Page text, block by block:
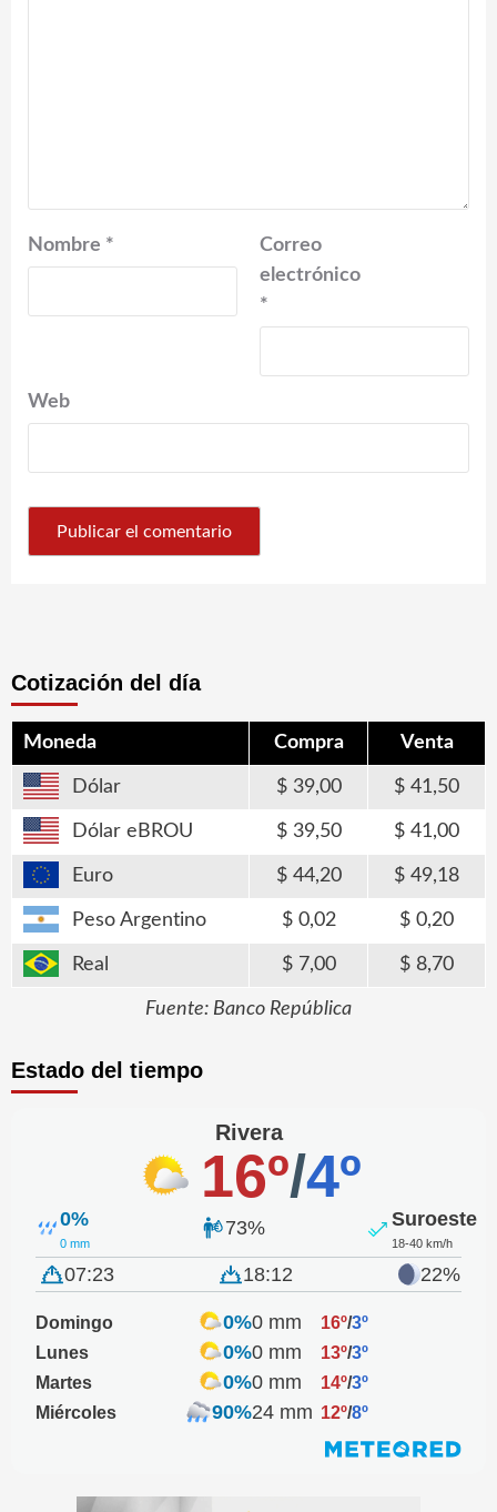
Nombre *
Correo
electrónico
*
Web
Cotización del día
Moneda Compra Venta
Dólar 39,00 41,50
Dólar eBROU 39,50 41,00
Euro 44,20 49,18
Peso Argentino 0,02 0,20
Real 7,00 8,70
Fuente: Banco República
Estado del tiempo
Rivera
16º/4º
0%
0 mm
73% Suroeste
18-40 km/h
07:23 18:12 22%
Domingo 0%0 mm 16º/3º
Lunes
0%0 mm 13º/3º
Martes
0%0 mm 14º/3º
Miércoles
90%24 mm 12º/8º